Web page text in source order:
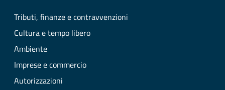
Tributi, finanze e contravvenzioni
Cultura e tempo libero
Ambiente
Imprese e commercio
Autorizzazioni